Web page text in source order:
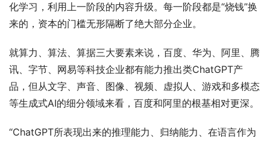
化学习，利用上一阶段的内容升级。每一阶段都是“烧钱”换
来的，资本的门槛无形隔断了绝大部分企业。
就算力、算法、算据三大要素来说，百度、华为、阿里、腾
讯、字节、网易等科技企业都有能力推出类ChatGPT产
品，但从文字、声音、图像、视频、虚拟人、游戏和多模态
等生成式AI的细分领域来看，百度和阿里的根基相对更深。
“ChatGPT所表现出来的推理能力、归纳能力、在语言作为